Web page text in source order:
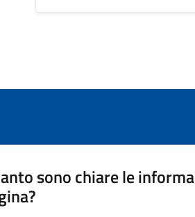
sono chiare le